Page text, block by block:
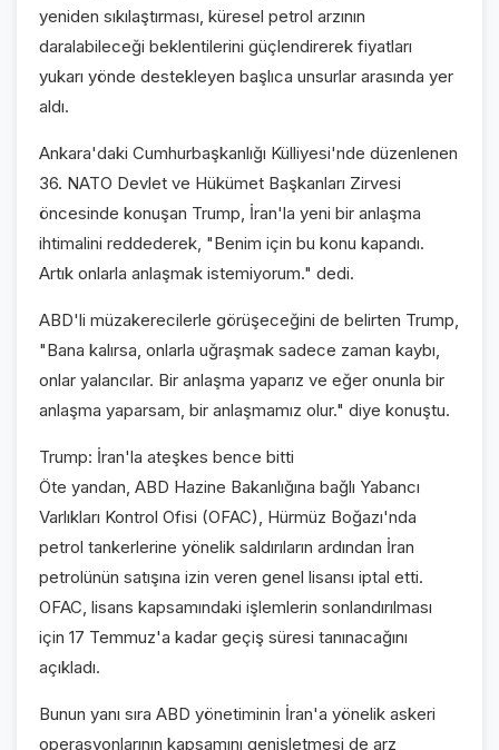
yeniden sıkılaştırması, küresel petrol arzının
daralabileceği beklentilerini güçlendirerek fiyatları
yukarı yönde destekleyen başlıca unsurlar arasında yer
aldı.
Ankara'daki Cumhurbaşkanlığı Külliyesi'nde düzenlenen
36. NATO Devlet ve Hükümet Başkanları Zirvesi
öncesinde konuşan Trump, İran'la yeni bir anlaşma
ihtimalini reddederek, "Benim için bu konu kapandı.
Artık onlarla anlaşmak istemiyorum." dedi.
ABD'li müzakerecilerle görüşeceğini de belirten Trump,
"Bana kalırsa, onlarla uğraşmak sadece zaman kaybı,
onlar yalancılar. Bir anlaşma yaparız ve eğer onunla bir
anlaşma yaparsam, bir anlaşmamız olur." diye konuştu.
Trump: İran'la ateşkes bence bitti
Öte yandan, ABD Hazine Bakanlığına bağlı Yabancı
Varlıkları Kontrol Ofisi (OFAC), Hürmüz Boğazı'nda
petrol tankerlerine yönelik saldırıların ardından İran
petrolünün satışına izin veren genel lisansı iptal etti.
OFAC, lisans kapsamındaki işlemlerin sonlandırılması
için 17 Temmuz'a kadar geçiş süresi tanınacağını
açıkladı.
Bunun yanı sıra ABD yönetiminin İran'a yönelik askeri
operasyonlarının kapsamını genişletmesi de arz